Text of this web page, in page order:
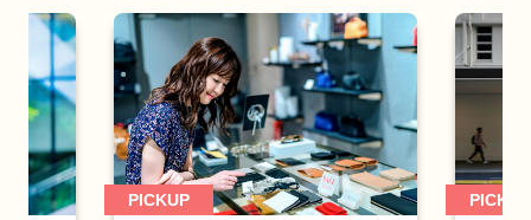
した。
順調な立ち上がりを見せたエルメスが馬具工房にとどまらない
ブランドへと変貌を遂げるのは、1892年のこと。馬鞍を収納
するためのバッグ「サック・オータクロア」を制作したことが
きっかけです。現在の人気シリーズ「バーキン」の原型となる
バッグが、ここで生まれました。
馬具同様、高い技術と上質なレザー素材を用いて作られた「サ
ック・オータクロア」はまたたく間にヒットし、多くの人の注
PICKUP